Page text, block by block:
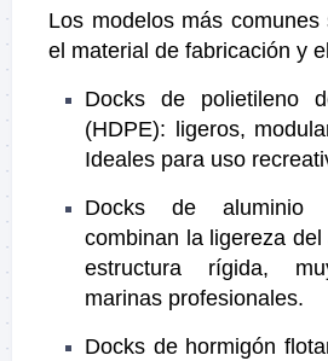
Los modelos más comunes
el material de fabricación y
Docks de polietileno
(HDPE): ligeros,
Ideales para uso
Docks de aluminio
combinan la ligereza
estructura rígida,
marinas profesionales.
Docks de hormigón